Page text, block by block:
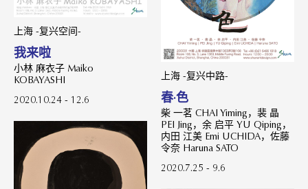
上海 -复兴空间-
我来啦
小林 麻衣子 Maiko
KOBAYASHI
2020.10.24 - 12.6
上海 -复兴中路-
春·色
柴 一茗 CHAI Yiming，裴 晶
PEI Jing，余 启平 YU Qiping，
内田 江美 Emi UCHIDA，佐藤
令奈 Haruna SATO
2020.7.25 - 9.6